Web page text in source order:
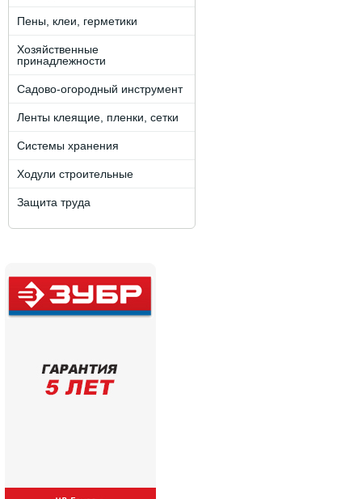
Пены, клеи, герметики
Хозяйственные
принадлежности
Садово-огородный инструмент
Ленты клеящие, пленки, сетки
Системы хранения
Ходули строительные
Защита труда